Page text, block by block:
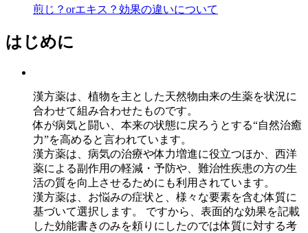
煎じ？orエキス？効果の違いについて
はじめに
漢方薬は、植物を主とした天然物由来の生薬を状況に
合わせて組み合わせたものです。
体が病気と闘い、本来の状態に戻ろうとする“自然治癒
力”を高めると言われています。
漢方薬は、病気の治療や体力増進に役立つほか、西洋
薬による副作用の軽減・予防や、難治性疾患の方の生
活の質を向上させるためにも利用されています。
漢方薬は、お悩みの症状と、様々な要素を含む体質に
基づいて選択します。 ですから、表面的な効果を記載
した効能書きのみを頼りにしたのでは体質に対する考